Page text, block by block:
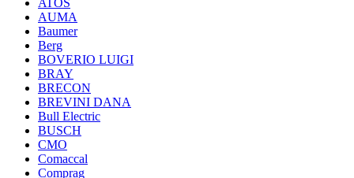
ATOS
AUMA
Baumer
Berg
BOVERIO LUIGI
BRAY
BRECON
BREVINI DANA
Bull Electric
BUSCH
CMO
Comaccal
Comprag